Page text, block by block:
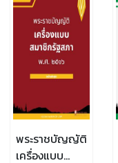
พระราชบัญญัติ
เครื่องแบบ